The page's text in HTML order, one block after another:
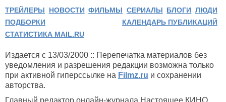
ТРЕЙЛЕРЫ НОВОСТИ ФИЛЬМЫ СЕРИАЛЫ БЛОГИ ЛЮДИ
ПОДБОРКИ
КАЛЕНДАРЬ ПУБЛИКАЦИЙ
СТАТИСТИКА MAIL.RU
Издается с 13/03/2000 :: Перепечатка материалов без
уведомления и разрешения редакции возможна только
при активной гиперссылке на Filmz.ru и сохранении
авторства.
Главный редактор онлайн-журнала Настоящее КИНО